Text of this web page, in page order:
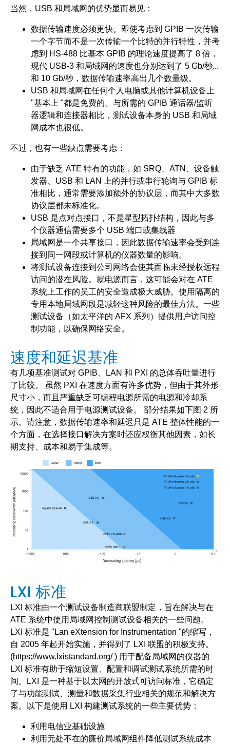
当然，USB 和局域网的优势显而易见：
数据传输速度必须更快。即使考虑到 GPIB 一次传输
一个字节而不是一次传输一个比特的并行特性，并考
虑到 HS-488 比基本 GPIB 的理论速度提高了 8 倍，
现代 USB-3 和局域网的速度也分别达到了 5 Gb/秒...
和 10 Gb/秒，数据传输速率高出几个数量级。
USB 和局域网在任何个人电脑或其他计算机设备上
"基本上 "都是免费的。与所需的 GPIB 通话器/监听
器逻辑和连接器相比，测试设备本身的 USB 和局域
网成本也很低。
不过，也有一些缺点需要考虑：
由于缺乏 ATE 特有的功能，如 SRQ、ATN、设备触
发器、USB 和 LAN 上的并行或串行轮询与 GPIB 标
准相比，通常需要添加额外的协议层，而其中大多数
协议层都未标准化。
USB 是点对点接口，不是星型拓扑结构，因此与多
个仪器通信需要多个 USB 端口或集线器
局域网是一个共享接口，因此数据传输速率会受到连
接到同一网段或计算机的仪器数量的影响。
将测试设备连接到公司网络会使其面临未经授权远程
访问的潜在风险。就电源而言，这可能会对在 ATE
系统上工作的员工的安全造成极大威胁。使用隔离的
专用本地局域网段是减轻这种风险的最佳方法。一些
测试设备（如太平洋的 AFX 系列）提供用户访问控
制功能，以确保网络安全。
速度和延迟基准
有几项基准测试对 GPIB、LAN 和 PXI 的总体吞吐量进行
了比较。 虽然 PXI 在速度方面有许多优势，但由于其外形
尺寸小，而且严重缺乏可编程电源所需的电源和冷却系
统，因此不适合用于电源测试设备。 部分结果如下图 2 所
示。请注意，数据传输速率和延迟只是 ATE 整体性能的一
个方面，在选择接口解决方案时还应权衡其他因素，如长
期支持、成本和易于集成等。
LXI 标准
LXI 标准由一个测试设备制造商联盟制定，旨在解决与在
ATE 系统中使用局域网控制测试设备相关的一些问题。
LXI 标准是 "Lan eXtension for Instrumentation "的缩写，
自 2005 年起开始实施，并得到了 LXI 联盟的积极支持。
(https://www.lxistandard.org/ ) 用于配备局域网的仪器的
LXI 标准有助于缩短设置、配置和调试测试系统所需的时
间。LXI 是一种基于以太网的开放式可访问标准，它确定
了与功能测试、测量和数据采集行业相关的规范和解决方
案。以下是使用 LXI 构建测试系统的一些主要优势：
利用电信业基础设施
利用无处不在的廉价局域网组件降低测试系统成本